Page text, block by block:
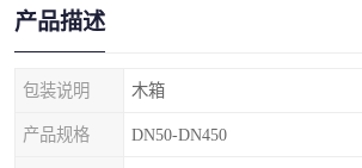
产品描述
包装说明 木箱
产品规格 DN50-DN450